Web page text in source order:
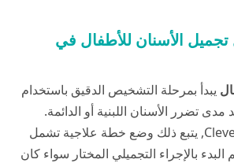
الأسنان للأطفال في
يبدأ بمرحلة التشخيص الدقيق باستخدام
مدى تضرر الأسنان اللبنية أو الدائمة.
, يتبع ذلك وضع خطة علاجية تشمل
البدء بالإجراء التجميلي المختار سواء كان